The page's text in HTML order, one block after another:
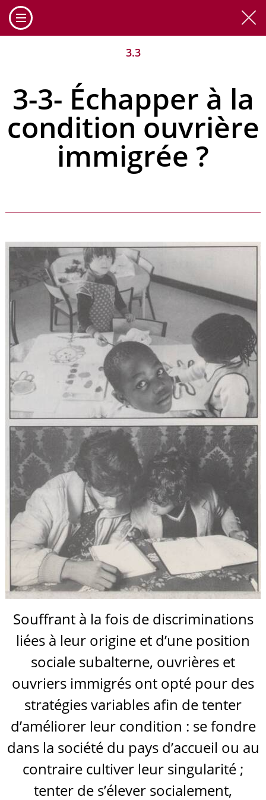
3.3
3-3- Échapper à la
condition ouvrière
immigrée ?
Souffrant à la fois de discriminations
liées à leur origine et d’une position
sociale subalterne, ouvrières et
ouvriers immigrés ont opté pour des
stratégies variables afin de tenter
d’améliorer leur condition : se fondre
dans la société du pays d’accueil ou au
contraire cultiver leur singularité ;
tenter de s’élever socialement,
Cookies management panel